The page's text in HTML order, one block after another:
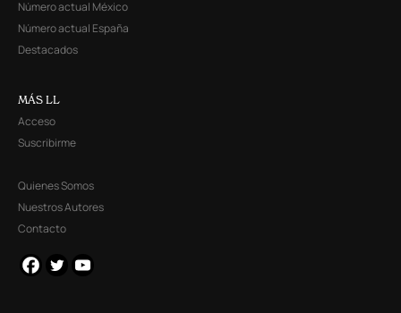
Número actual México
Número actual España
Destacados
MÁS LL
Acceso
Suscribirme
Quienes Somos
Nuestros Autores
Contacto